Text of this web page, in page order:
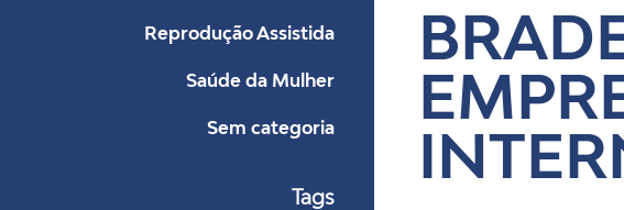
Reprodução Assistida
Saúde da Mulher
Sem categoria
Tags